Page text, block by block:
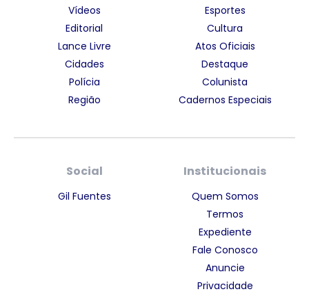
Vídeos
Editorial
Lance Livre
Cidades
Polícia
Região
Esportes
Cultura
Atos Oficiais
Destaque
Colunista
Cadernos Especiais
Social
Gil Fuentes
Institucionais
Quem Somos
Termos
Expediente
Fale Conosco
Anuncie
Privacidade